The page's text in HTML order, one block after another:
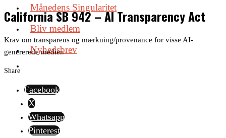
Månedens Singularitet
Bliv medlem
Nyhedsbrev
California SB 942 – AI Transparency Act
Krav om transparens og mærkning/provenance for visse AI-
genererede medier.
Share
Facebook
X
Whatsapp
Pinterest